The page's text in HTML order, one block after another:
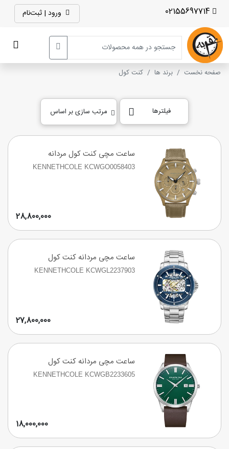
ورود | ثبت‌نام
صفحه نخست برند ها کنت کول
فیلترها مرتب سازی بر اساس
ساعت مچی کنت کول مردانه
KENNETHCOLE KCWGO0058403
28,800,000
ساعت مچی مردانه کنت کول
KENNETHCOLE KCWGL2237903
27,800,000
ساعت مچی مردانه کنت کول
KENNETHCOLE KCWGB2233605
18,000,000